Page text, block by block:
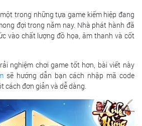
trong những tựa game kiếm hiệp đang
đợi trong năm nay. Nhà phát hành đã
vào chất lượng đồ họa, âm thanh và cốt
nghiệm chơi game tốt hơn, bài viết này
sẽ hướng dẫn bạn cách nhập mã code
cách đơn giản và dễ dàng.